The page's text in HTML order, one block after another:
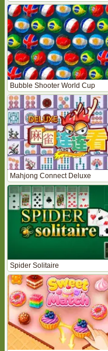
Bubble Shooter World Cup
Mahjong Connect Deluxe
Spider Solitaire